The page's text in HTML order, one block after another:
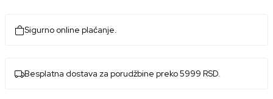
Sigurno online plaćanje.
Besplatna dostava za porudžbine preko 5999 RSD.